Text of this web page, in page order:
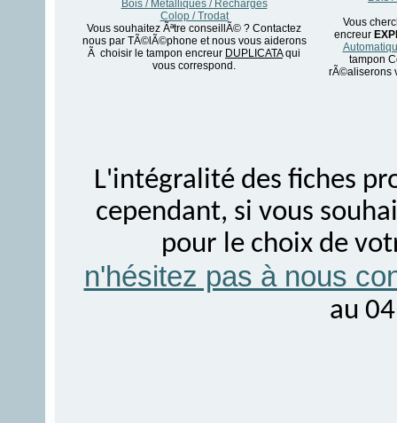
Bois / Métalliques / Recharges
Colop / Trodat
Vous souhaitez Ãªtre conseillÃ© ? Contactez
nous par TÃ©lÃ©phone et nous vous aiderons
Ã choisir le tampon encreur DUPLICATAqui
vous correspond.
Vous
encreur
tampon
rÃ©aliserons
L'intégralité des fiches
cependant, si vous
pour le choix de
n'hésitez pas à nous
au